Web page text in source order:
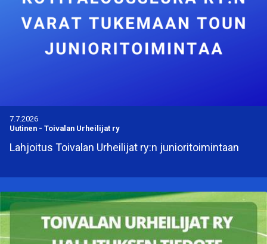
7.7.2026
Uutinen - Toivalan Urheilijat ry
Lahjoitus Toivalan Urheilijat ry:n junioritoimintaan